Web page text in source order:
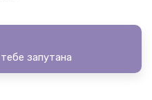
запутана